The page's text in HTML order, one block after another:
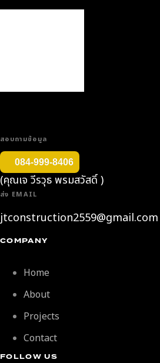
สอบถามข้อมูล
084-999-8406
(คุณเจ วีรวุธ พรมสวัสดิ์ )
ส่ง EMAIL
jtconstruction2559@gmail.com
COMPANY
Home
About
Projects
Contact
FOLLOW US